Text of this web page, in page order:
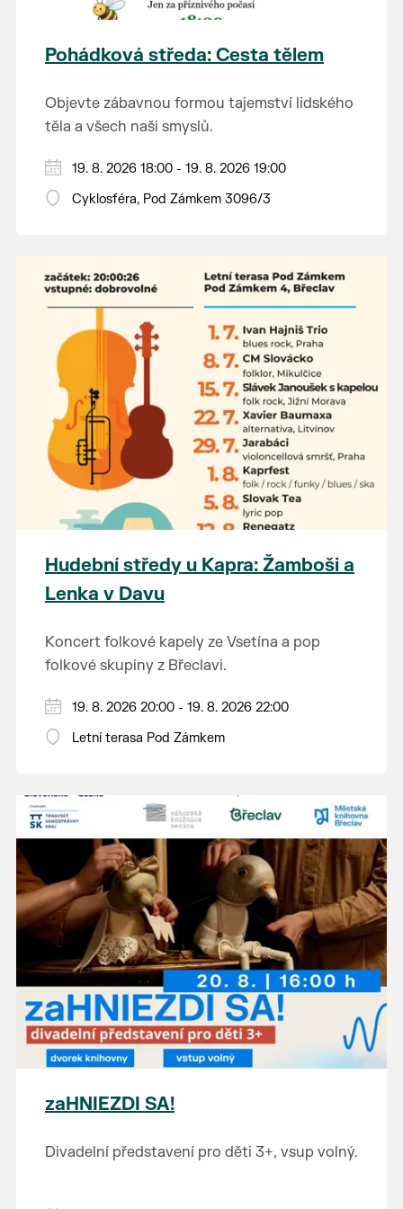
nachází nejrozsáhlejší parkově upravená
krajina na světě, která je zapsána na Seznam
světového přírodního a kulturního dědictví
informací najdete
zde.
vozidel vyhrazena.
Pohádková středa: Cesta tělem
Objevte zábavnou formou tajemství lidského
těla a všech naši smyslů.
Hraje se jen za příznivého počasí.
Vstupné dobrovolné.
19. 8. 2026 18:00 - 19. 8. 2026 19:00
Cyklosféra, Pod Zámkem 3096/3
Hudební středy u Kapra: Žamboši a
Lenka v Davu
Koncert folkové kapely ze Vsetína a pop
folkové skupiny z Břeclavi.
19. 8. 2026 20:00 - 19. 8. 2026 22:00
Letní terasa Pod Zámkem
zaHNIEZDI SA!
Divadelní představení pro děti 3+, vsup volný.